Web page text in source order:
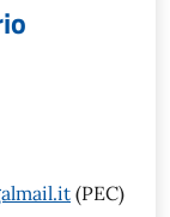
(PEC)